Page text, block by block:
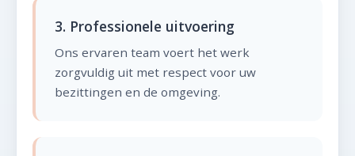
3. Professionele uitvoering
Ons ervaren team voert het werk
zorgvuldig uit met respect voor uw
bezittingen en de omgeving.